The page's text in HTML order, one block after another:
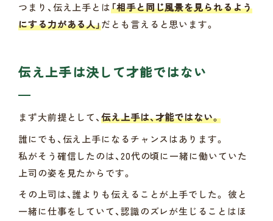
つまり、伝え上手とは「相手と同じ風景を見られるよう
にする力がある人」だとも言えると思います。
伝え上手は決して才能ではない
まず大前提として、伝え上手は、才能ではない。
誰にでも、伝え上手になるチャンスはあります。
私がそう確信したのは、20代の頃に一緒に働いていた
上司の姿を見たからです。
その上司は、誰よりも伝えることが上手でした。 彼と
一緒に仕事をしていて、認識のズレが生じることはほ